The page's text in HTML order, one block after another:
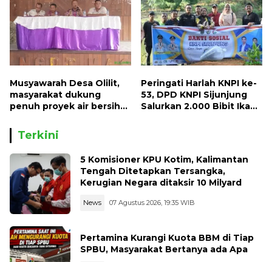
Musyawarah Desa Olilit,
masyarakat dukung
penuh proyek air bersih
Peringati Harlah KNPI ke-
53, DPD KNPI Sijunjung
Salurkan 2.000 Bibit Ikan
Terkini
5 Komisioner KPU Kotim, Kalimantan
Tengah Ditetapkan Tersangka,
Kerugian Negara ditaksir 10 Milyard
News 07 Agustus 2026, 19:35 WIB
Pertamina Kurangi Kuota BBM di Tiap
SPBU, Masyarakat Bertanya ada Apa